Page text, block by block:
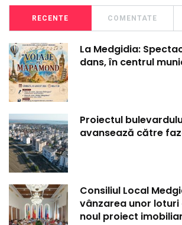
RECENTE COMENTATE
La Medgidia:
dans, în centrul
Proiectul
avansează către
Consiliul Local
vânzarea unor loturi
noul proiect imobiliar